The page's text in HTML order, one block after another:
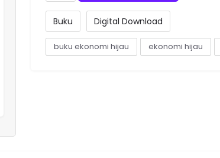
Buku Digital Download
buku ekonomi hijau ekonomi hijau